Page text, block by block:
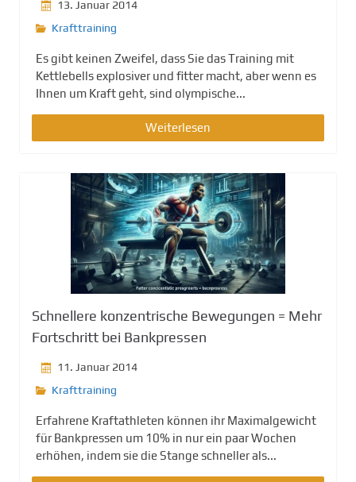
13. Januar 2014
Krafttraining
Es gibt keinen Zweifel, dass Sie das Training mit
Kettlebells explosiver und fitter macht, aber wenn es
Ihnen um Kraft geht, sind olympische...
Weiterlesen
Schnellere konzentrische Bewegungen = Mehr
Fortschritt bei Bankpressen
11. Januar 2014
Krafttraining
Erfahrene Kraftathleten können ihr Maximalgewicht
für Bankpressen um 10% in nur ein paar Wochen
erhöhen, indem sie die Stange schneller als...